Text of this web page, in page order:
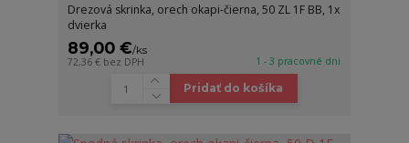
Drezová skrinka, orech okapi-čierna, 50 ZL 1F BB, 1x
dvierka
89,00 €/ks
72,36 € bez DPH 1 - 3 pracovné dni
Pridať do košíka